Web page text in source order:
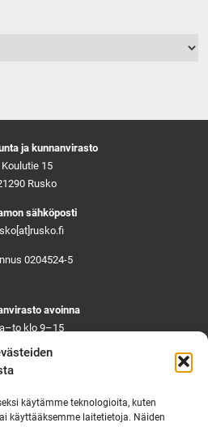
käytämme teknologioita, kuten
käyttääksemme laitetietoja. Näiden
ja kunnanvirasto
Koulutie 15
Rusko
sähköposti
0204524-5
avoinna
klo 9–15
aattoina klo 9–14
ma–pe klo 11–12